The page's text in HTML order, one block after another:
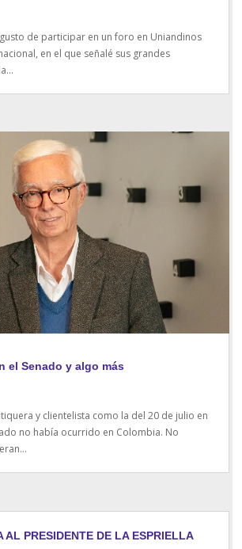
de participar en un foro en Uniandinos
en el que señalé sus grandes
el Senado y algo más
y clientelista como la del 20 de julio en
no había ocurrido en Colombia. No
AL PRESIDENTE DE LA ESPRIELLA